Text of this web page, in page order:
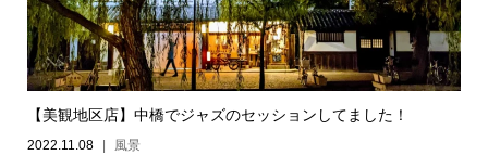
【美観地区店】中橋でジャズのセッションしてました！
2022.11.08 風景